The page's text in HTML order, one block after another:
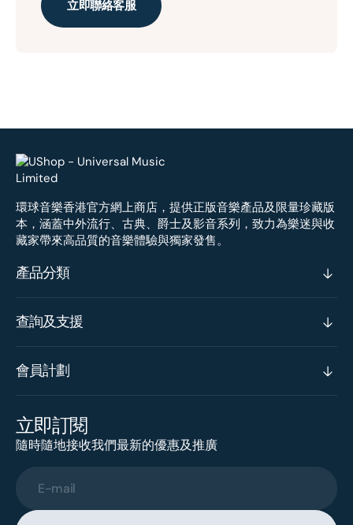
立即聯絡客服
環球音樂香港官方網上商店，提供正版音樂產品及限量珍藏版
本，涵蓋中外流行、古典、爵士及影音系列，致力為樂迷與收
藏家帶來高品質的音樂體驗與獨家發售。
產品分類
查詢及支援
會員計劃
立即訂閱
隨時隨地接收我們最新的優惠及推廣
E-mail